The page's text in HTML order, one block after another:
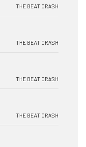
THE BEAT CRASH
THE BEAT CRASH
THE BEAT CRASH
THE BEAT CRASH